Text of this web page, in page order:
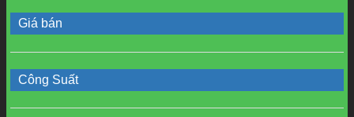
Giá bán
Công Suất